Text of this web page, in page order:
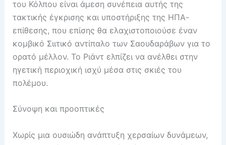
του Κόλπου είναι άμεση συνέπεια αυτής της
τακτικής έγκρισης και υποστήριξης της ΗΠΑ-
επίθεσης, που επίσης θα ελαχιστοποιούσε έναν
κομβικό Σιιτικό αντίπαλο των Σαουδαράβων για το
ορατό μέλλον. Το Ριάντ ελπίζει να ανέλθει στην
ηγετική περιοχική ισχύ μέσα στις σκιές του
πολέμου.
Σύνοψη και προοπτικές
Χωρίς μια ουσιώδη ανάπτυξη χερσαίων δυνάμεων,